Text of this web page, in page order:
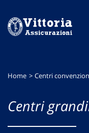
menu
contenuto
footer
Home Centri
Centri